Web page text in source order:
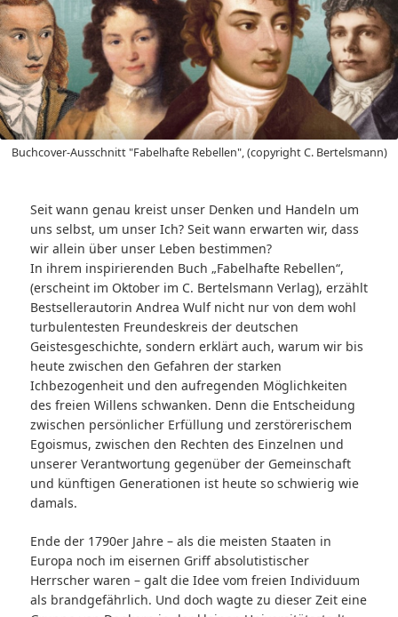
Buchcover-Ausschnitt "Fabelhafte Rebellen", (copyright C. Bertelsmann)
Seit wann genau kreist unser Denken und Handeln um
uns selbst, um unser Ich? Seit wann erwarten wir, dass
wir allein über unser Leben bestimmen?
In ihrem inspirierenden Buch „Fabelhafte Rebellen“,
(erscheint im Oktober im C. Bertelsmann Verlag), erzählt
Bestsellerautorin Andrea Wulf nicht nur von dem wohl
turbulentesten Freundeskreis der deutschen
Geistesgeschichte, sondern erklärt auch, warum wir bis
heute zwischen den Gefahren der starken
Ichbezogenheit und den aufregenden Möglichkeiten
des freien Willens schwanken. Denn die Entscheidung
zwischen persönlicher Erfüllung und zerstörerischem
Egoismus, zwischen den Rechten des Einzelnen und
unserer Verantwortung gegenüber der Gemeinschaft
und künftigen Generationen ist heute so schwierig wie
damals.
Ende der 1790er Jahre – als die meisten Staaten in
Europa noch im eisernen Griff absolutistischer
Herrscher waren – galt die Idee vom freien Individuum
als brandgefährlich. Und doch wagte zu dieser Zeit eine